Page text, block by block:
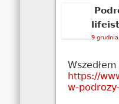
9
https://
w-